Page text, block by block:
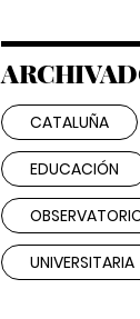
CATALUÑA
EDUCACIÓN
UNIVERSITARIA